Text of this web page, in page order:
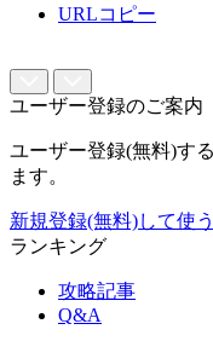
URLコピー
ユーザー登録のご案内
ユーザー登録(無料)す
ます。
新規登録(無料)して使う
ランキング
攻略記事
Q&A